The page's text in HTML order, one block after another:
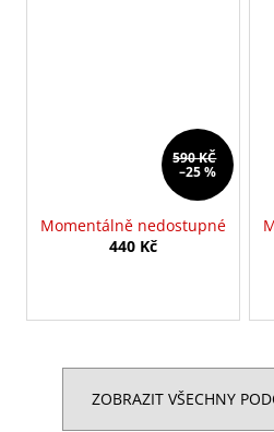
590 KČ
–25 %
Momentálně nedostupné
440 Kč
ZOBRAZIT VŠECHNY